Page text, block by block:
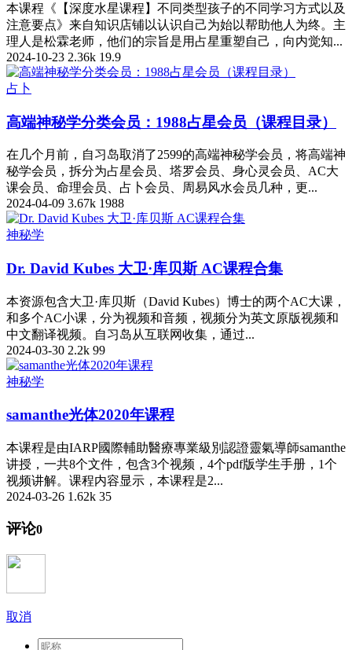
本课程《【深度水星课程】不同类型孩子的不同学习方式以及
注意要点》来自知识店铺以认识自己为始以帮助他人为终。主
理人是松霖老师，他们的宗旨是用占星重塑自己，向内觉知...
2024-10-23 2.36k 19.9
占卜
高端神秘学分类会员：1988占星会员（课程目录）
在几个月前，自习岛取消了2599的高端神秘学会员，将高端神
秘学会员，拆分为占星会员、塔罗会员、身心灵会员、AC大
课会员、命理会员、占卜会员、周易风水会员几种，更...
2024-04-09 3.67k 1988
神秘学
Dr. David Kubes 大卫·库贝斯 AC课程合集
本资源包含大卫·库贝斯（David Kubes）博士的两个AC大课，
和多个AC小课，分为视频和音频，视频分为英文原版视频和
中文翻译视频。自习岛从互联网收集，通过...
2024-03-30 2.2k 99
神秘学
samanthe光体2020年课程
本课程是由IARP國際輔助醫療專業級別認證靈氣導師samanthe
讲授，一共8个文件，包含3个视频，4个pdf版学生手册，1个
视频讲解。课程内容显示，本课程是2...
2024-03-26 1.62k 35
评论0
取消